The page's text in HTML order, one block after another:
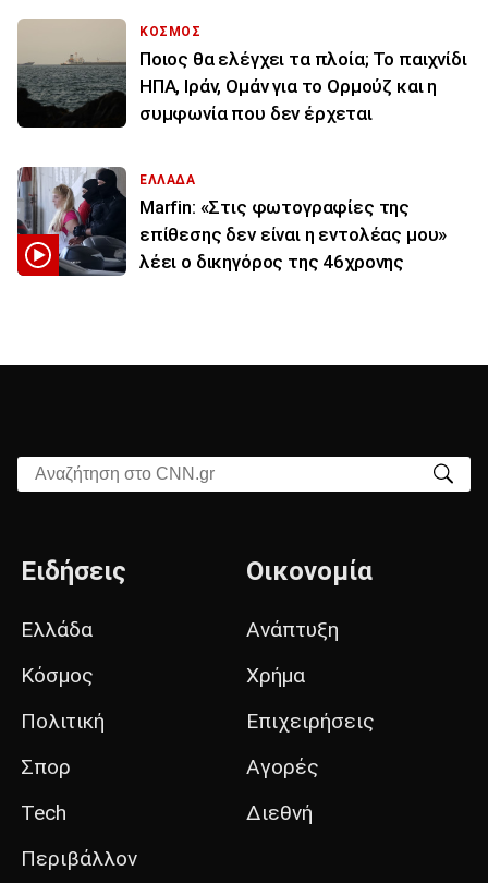
ΚΟΣΜΟΣ
Ποιος θα ελέγχει τα πλοία; Το παιχνίδι
ΗΠΑ, Ιράν, Ομάν για το Ορμούζ και η
συμφωνία που δεν έρχεται
ΕΛΛΑΔΑ
Marfin: «Στις φωτογραφίες της
επίθεσης δεν είναι η εντολέας μου»
λέει ο δικηγόρος της 46χρονης
Αναζήτηση στο CNN.gr
Ειδήσεις
Ελλάδα
Κόσμος
Πολιτική
Σπορ
Tech
Περιβάλλον
Οικονομία
Ανάπτυξη
Χρήμα
Επιχειρήσεις
Αγορές
Διεθνή